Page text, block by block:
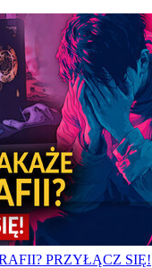
PRZYŁĄCZ SIĘ!